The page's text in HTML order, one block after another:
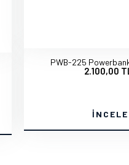
PWB-225
2.100,00
İNCELE